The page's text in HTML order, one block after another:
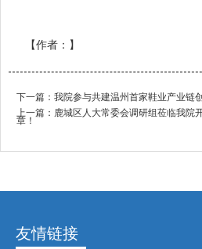
【作者： 】
下一篇： 我院参与共建温州首家鞋业产业链
章！
上一篇： 鹿城区人大常委会调研组莅临我院
友情链接